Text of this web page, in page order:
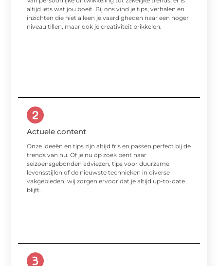
altijd iets wat jou boeit. Bij ons vind je tips, verhalen en
inzichten die niet alleen je vaardigheden naar een hoger
niveau tillen, maar ook je creativiteit prikkelen.
Actuele content
Onze ideeën en tips zijn altijd fris en passen perfect bij de
trends van nu. Of je nu op zoek bent naar
seizoensgebonden adviezen, tips voor duurzame
levensstijlen of de nieuwste technieken in diverse
vakgebieden, wij zorgen ervoor dat je altijd up-to-date
blijft.